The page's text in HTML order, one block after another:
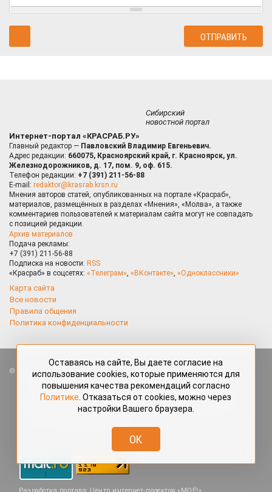
Сибирский
новостной портал
Интернет-портал «КРАСРАБ.РУ»
Главный редактор — Павловский Владимир Евгеньевич.
Адрес редакции: 660075, Красноярский край, г. Красноярск, ул.
Железнодорожников, д. 17, пом. 9, оф. 615.
Телефон редакции: +7 (391) 211-56-88
E-mail: redaktor@krasrab.krsn.ru
Мнения авторов статей, опубликованных на портале «Красраб»,
материалов, размещённых в разделах «Мнения», «Молва», а также
комментариев пользователей к материалам сайта могут не совпадать
с позицией редакции.
Архив материалов
Подача рекламы:
+7 (391) 211-56-88
Подписка на новости: RSS
«Красраб» в соцсетях: «Телеграм», «ВКонтакте», «Одноклассники»
Карта сайта
Все новости
Правила общения
Политика конфиденциальности
Все права защищены. Любые материалы, размещённые на портале
«Красраб.ру» сотрудниками редакции, нештатными авторами
и читателями, являются объектами авторского права. Полное или
частичное использование материалов, размещённых на портале
«Красраб.ру», допускается только с письменного согласия редакции
redaktor@krasrab.krsn.ru.
Оставаясь на сайте, Вы даете согласие на
использование cookies, которые применяются для
повышения качества рекомендаций согласно
Политике . Отказаться от cookies, можно через
настройки Вашего браузера.
OK